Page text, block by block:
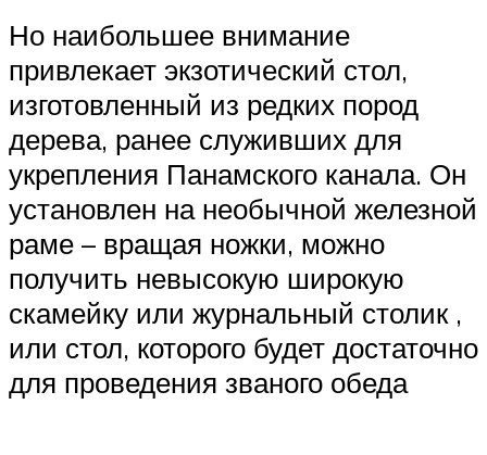
Но наибольшее внимание
привлекает экзотический стол,
изготовленный из редких пород
дерева, ранее служивших для
укрепления Панамского канала. Он
установлен на необычной железной
раме – вращая ножки, можно
получить невысокую широкую
скамейку или журнальный столик ,
или стол, которого будет достаточно
для проведения званого обеда